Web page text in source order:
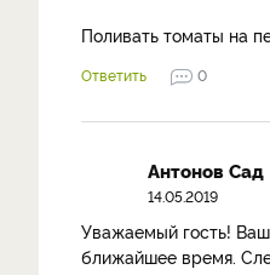
Поливать томаты на
Ответить 0
Антонов Сад
14.05.2019
Уважаемый гость!
ближайшее время.